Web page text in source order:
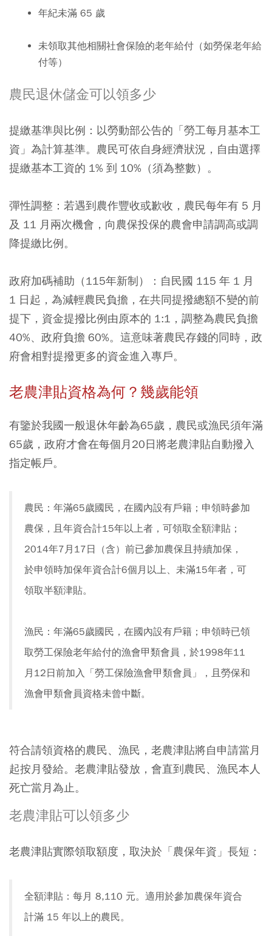
年紀未滿 65 歲
未領取其他相關社會保險的老年給付（如勞保老年給
付等）
農民退休儲金可以領多少
提繳基準與比例：以勞動部公告的「勞工每月基本工
資」為計算基準。農民可依自身經濟狀況，自由選擇
提繳基本工資的 1% 到 10%（須為整數）。
彈性調整：若遇到農作豐收或歉收，農民每年有 5 月
及 11 月兩次機會，向農保投保的農會申請調高或調
降提繳比例。
政府加碼補助（115年新制）：自民國 115 年 1 月
1 日起，為減輕農民負擔，在共同提撥總額不變的前
提下，資金提撥比例由原本的 1:1，調整為農民負擔
40%、政府負擔 60%。這意味著農民存錢的同時，政
府會相對提撥更多的資金進入專戶。
老農津貼資格為何？幾歲能領
有鑒於我國一般退休年齡為65歲，農民或漁民須年滿
65歲，政府才會在每個月20日將老農津貼自動撥入
指定帳戶。
農民：年滿65歲國民，在國內設有戶籍；申領時參加
農保，且年資合計15年以上者，可領取全額津貼；
2014年7月17日（含）前已參加農保且持續加保，
於申領時加保年資合計6個月以上、未滿15年者，可
領取半額津貼。
漁民：年滿65歲國民，在國內設有戶籍；申領時已領
取勞工保險老年給付的漁會甲類會員，於1998年11
月12日前加入「勞工保險漁會甲類會員」，且勞保和
漁會甲類會員資格未曾中斷。
符合請領資格的農民、漁民，老農津貼將自申請當月
起按月發給。老農津貼發放，會直到農民、漁民本人
死亡當月為止。
老農津貼可以領多少
老農津貼實際領取額度，取決於「農保年資」長短：
全額津貼：每月 8,110 元。適用於參加農保年資合
計滿 15 年以上的農民。